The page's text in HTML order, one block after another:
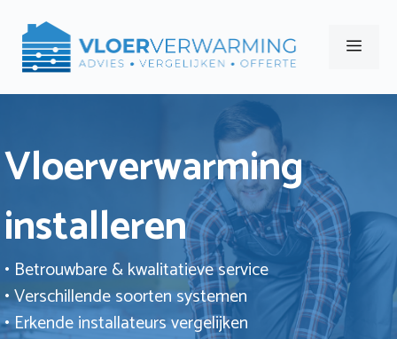
naar
Menu
Vloerverwarming
installeren
• Betrouwbare & kwalitatieve service
• Verschillende soorten systemen
• Erkende installateurs vergelijken